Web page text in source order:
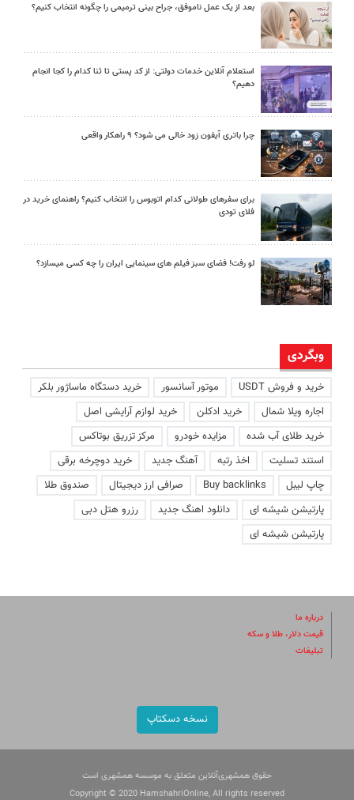
بعد از یک عمل ناموفق، جراح بینی ترمیمی را چگونه انتخاب کنیم؟
استعلام آنلاین خدمات دولتی: از کد پستی تا ثنا کدام را کجا انجام
دهیم؟
چرا باتری آیفون زود خالی می شود؟ ۹ راهکار واقعی
برای سفرهای طولانی کدام اتوبوس را انتخاب کنیم؟ راهنمای خرید در
فلای تودی
لو رفت! فضای سبز فیلم های سینمایی ایران را چه کسی میسازد؟
وبگردی
خرید و فروش USDT موتور آسانسور
خرید دستگاه ماساژور بلکر
اجاره ویلا شمال
خرید ادکلن
خرید لوازم آرایشی اصل
خرید طلای آب شده
مزایده خودرو
مرکز تزریق بوتاکس
استند تسلیت
اخذ رتبه آهنگ جدید
خرید دوچرخه برقی
چاپ لیبل
Buy backlinks صرافی ارز دیجیتال
صندوق طلا
پارتیشن شیشه ای
دانلود اهنگ جدید
رزرو هتل دبی
پارتیشن شیشه ای
درباره ما
قیمت دلار، طلا و سکه
تبلیغات
نسخه دسکتاپ
حقوق همشهری‌آنلاین متعلق به موسسه همشهری است
Copyright © 2020 HamshahriOnline, All rights reserved